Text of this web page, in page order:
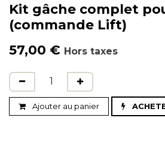
Kit gâche complet
(commande Lift)
57,00 € Hors taxes
Ajouter au panier